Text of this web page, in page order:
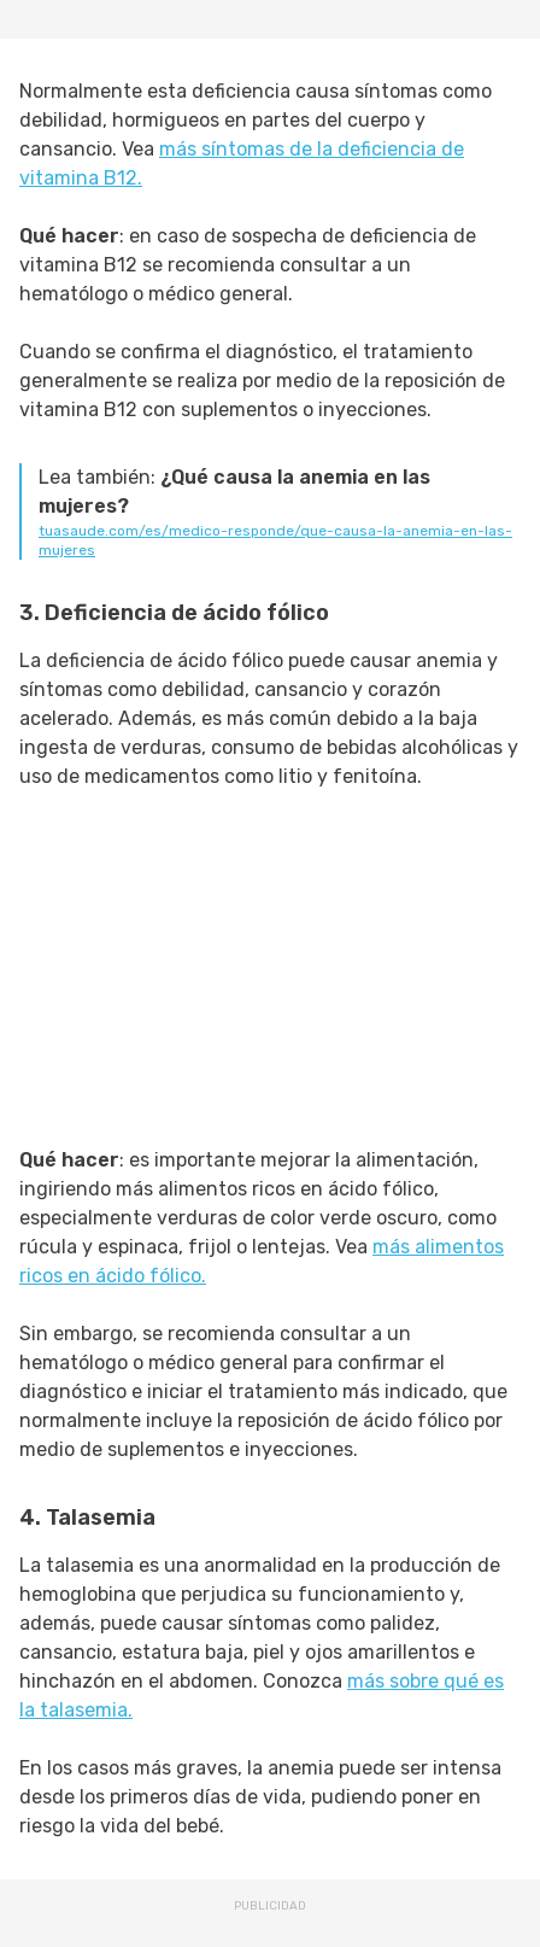
Normalmente esta deficiencia causa síntomas como
debilidad, hormigueos en partes del cuerpo y
cansancio. Vea más síntomas de la deficiencia de
vitamina B12.
Qué hacer: en caso de sospecha de deficiencia de
vitamina B12 se recomienda consultar a un
hematólogo o médico general.
Cuando se confirma el diagnóstico, el tratamiento
generalmente se realiza por medio de la reposición de
vitamina B12 con suplementos o inyecciones.
Lea también: ¿Qué causa la anemia en las
mujeres?
tuasaude.com/es/medico-responde/que-causa-la-anemia-en-las-
mujeres
3. Deficiencia de ácido fólico
La deficiencia de ácido fólico puede causar anemia y
síntomas como debilidad, cansancio y corazón
acelerado. Además, es más común debido a la baja
ingesta de verduras, consumo de bebidas alcohólicas y
uso de medicamentos como litio y fenitoína.
Qué hacer: es importante mejorar la alimentación,
ingiriendo más alimentos ricos en ácido fólico,
especialmente verduras de color verde oscuro, como
rúcula y espinaca, frijol o lentejas. Vea más alimentos
ricos en ácido fólico.
Sin embargo, se recomienda consultar a un
hematólogo o médico general para confirmar el
diagnóstico e iniciar el tratamiento más indicado, que
normalmente incluye la reposición de ácido fólico por
medio de suplementos e inyecciones.
4. Talasemia
La talasemia es una anormalidad en la producción de
hemoglobina que perjudica su funcionamiento y,
además, puede causar síntomas como palidez,
cansancio, estatura baja, piel y ojos amarillentos e
hinchazón en el abdomen. Conozca más sobre qué es
la talasemia.
En los casos más graves, la anemia puede ser intensa
desde los primeros días de vida, pudiendo poner en
riesgo la vida del bebé.